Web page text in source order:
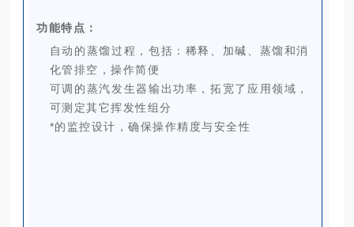
功能特点：
自动的蒸馏过程，包括： 稀释、加碱、蒸馏和消
化管排空，操作简便
可调的蒸汽发生器输出功率，拓宽了应用领域，
可测定其它挥发性组分
*的监控设计，确保操作精度与安全性